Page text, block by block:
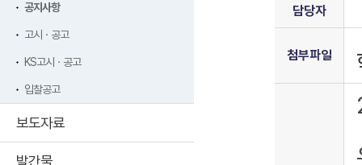
담당자
첨부파일
공지사항
고시ㆍ공고
KS고시ㆍ공고
입찰공고
보도자료
발간물